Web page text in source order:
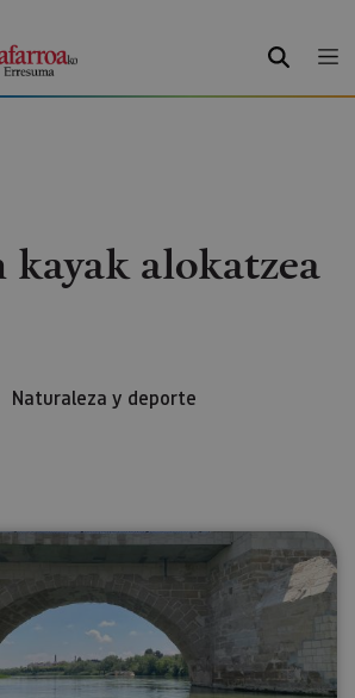
BILATU
kayak alokatzea
Naturaleza y deporte